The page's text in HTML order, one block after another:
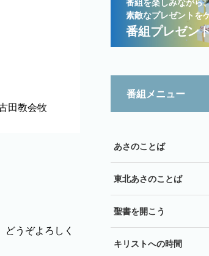
田教会牧
うぞよろしく
番組を楽しみながら
素敵なプレゼントを
番組プレゼン
番組メニュー
あさのことば
東北あさのことば
聖書を開こう
キリストへの時間